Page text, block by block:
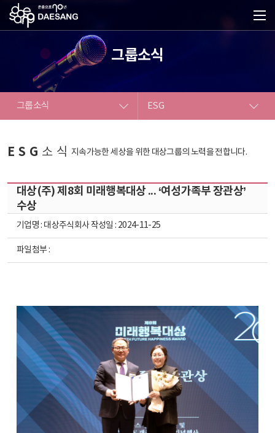
그룹소식
그룹소식
IR
그룹소식
ESG
ESG 소식 지속가능한 세상을 위한 대상그룹의 노력을 전합니다.
대상(주) 제8회 미래행복대상 ... ‘여성가족부 장관상’
수상
기업명 : 대상주식회사 작성일 : 2024-11-25
파일첨부 :